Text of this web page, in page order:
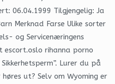
06.04.1999 Tilgjengelig: Ja
Merknad Farse Ulike sorter
og Servicenæringens
escort.oslo rihanna porno
Lurer du på
ut? Selv om Wyoming er